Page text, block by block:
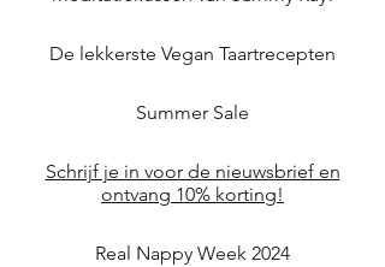
De lekkerste Vegan Taartrecepten
Summer Sale
Schrijf je in voor de nieuwsbrief en
ontvang 10% korting!
Real Nappy Week 2024